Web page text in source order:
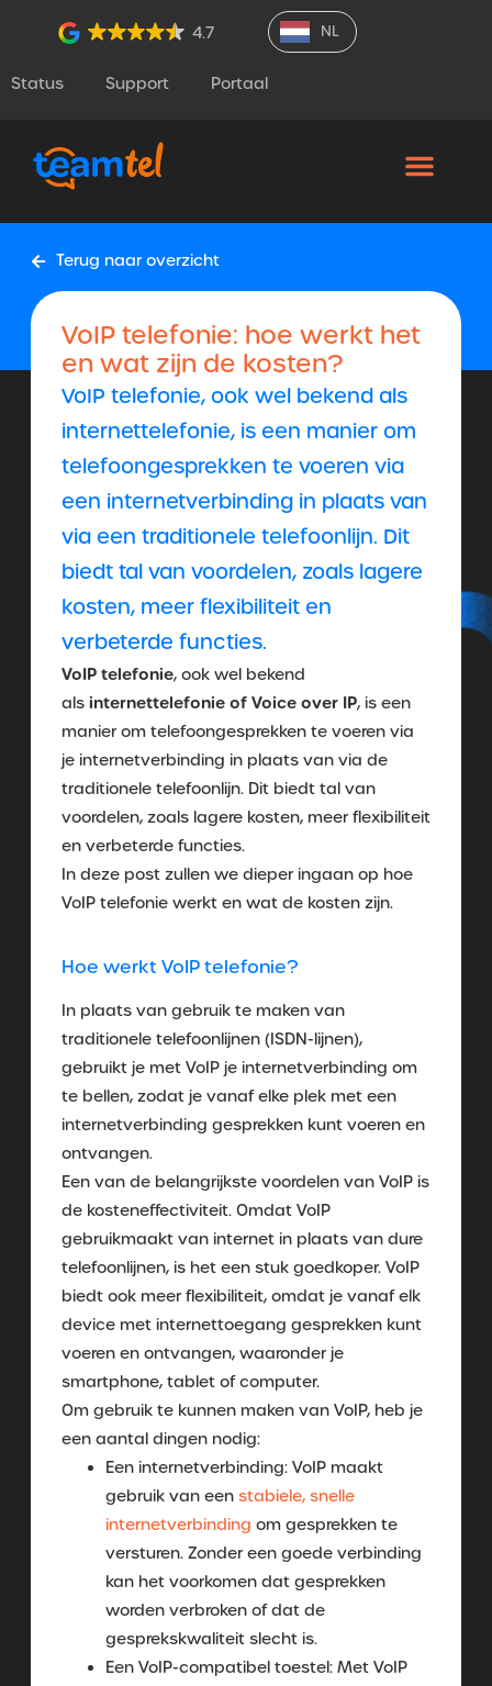
4.7 NL
Status Support Portaal
Terug naar overzicht
VoIP telefonie: hoe werkt het
en wat zijn de kosten?
VoIP telefonie, ook wel bekend als
internettelefonie, is een manier om
telefoongesprekken te voeren via
een internetverbinding in plaats van
via een traditionele telefoonlijn. Dit
biedt tal van voordelen, zoals lagere
kosten, meer flexibiliteit en
verbeterde functies.
VoIP telefonie, ook wel bekend
als internettelefonie of Voice over IP, is een
manier om telefoongesprekken te voeren via
je internetverbinding in plaats van via de
traditionele telefoonlijn. Dit biedt tal van
voordelen, zoals lagere kosten, meer flexibiliteit
en verbeterde functies.
In deze post zullen we dieper ingaan op hoe
VoIP telefonie werkt en wat de kosten zijn.
Hoe werkt VoIP telefonie?
In plaats van gebruik te maken van
traditionele telefoonlijnen (ISDN-lijnen),
gebruikt je met VoIP je internetverbinding om
te bellen, zodat je vanaf elke plek met een
internetverbinding gesprekken kunt voeren en
ontvangen.
Een van de belangrijkste voordelen van VoIP is
de kosteneffectiviteit. Omdat VoIP
gebruikmaakt van internet in plaats van dure
telefoonlijnen, is het een stuk goedkoper. VoIP
biedt ook meer flexibiliteit, omdat je vanaf elk
device met internettoegang gesprekken kunt
voeren en ontvangen, waaronder je
smartphone, tablet of computer.
Om gebruik te kunnen maken van VoIP, heb je
een aantal dingen nodig:
Een internetverbinding: VoIP maakt
gebruik van een stabiele, snelle
internetverbinding om gesprekken te
versturen. Zonder een goede verbinding
kan het voorkomen dat gesprekken
worden verbroken of dat de
gesprekskwaliteit slecht is.
Een VoIP-compatibel toestel: Met VoIP